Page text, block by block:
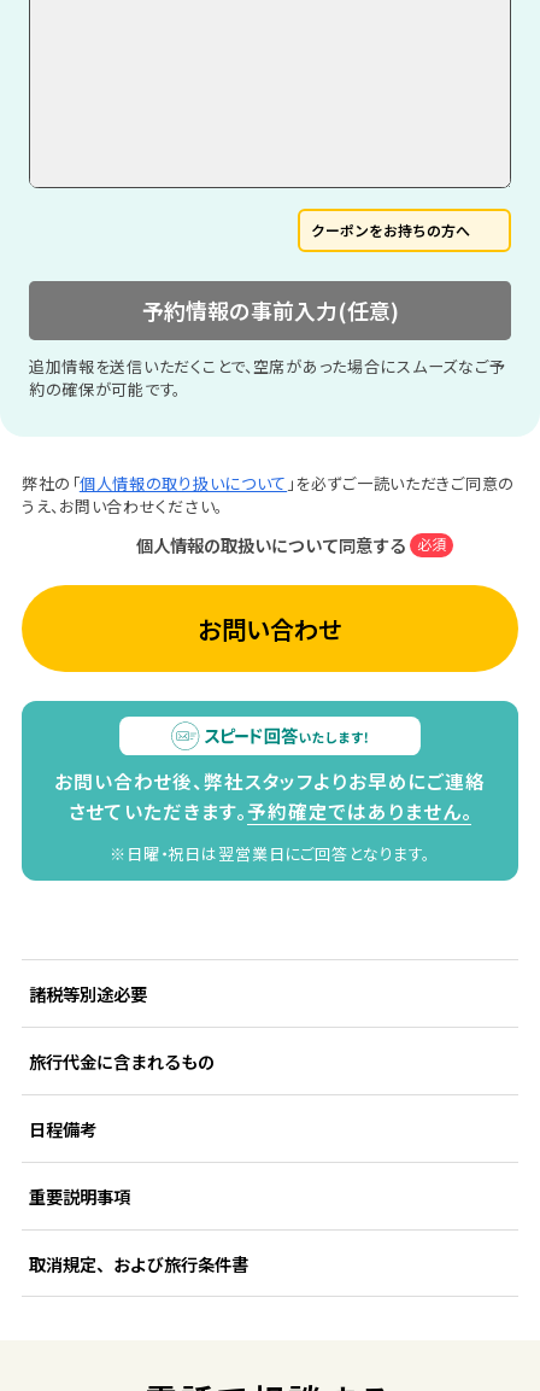
クーポンをお持ちの方へ
予約情報の事前入力(任意)
追加情報を送信いただくことで、空席があった場合にスムーズなご予
約の確保が可能です。
弊社の「個人情報の取り扱いについて 」を必ずご一読いただきご同意の
うえ、お問い合わせください。
個人情報の取扱いについて同意する 必須
お問い合わせ
お問い合わせ後、弊社スタッフよりお早めにご連絡
させていただきます。予約確定ではありません。
※日曜・祝日は翌営業日にご回答となります。
諸税等別途必要
旅行代金に含まれるもの
日程備考
重要説明事項
取消規定、および旅行条件書